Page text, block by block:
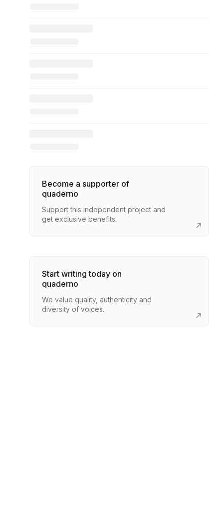
Become a supporter of
quaderno
Support this independent project and
get exclusive benefits.
Start writing today on
quaderno
We value quality, authenticity and
diversity of voices.